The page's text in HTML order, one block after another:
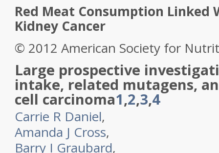
Red Meat Consumption Linked
Kidney Cancer
© 2012 American Society for
Large prospective
intake, related mutagens,
cell carcinoma1,2,3,4
Carrie R Daniel,
Amanda J Cross,
Barry I Graubard,